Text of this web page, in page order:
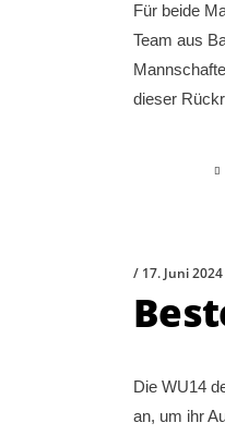
Für beide
Team aus
dieser
17. Juni 2024
Die WU14
an, um ihr